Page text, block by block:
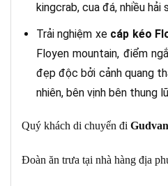
kingcrab, cua đá, nhiều hải
Trải nghiệm xe cáp kéo
Floyen mountain, điểm
đẹp độc bởi cảnh quang
nhiên, bên vịnh bên thung
Quý khách di chuyển đi Gudvan
Đoàn ăn trưa tại nhà hàng địa